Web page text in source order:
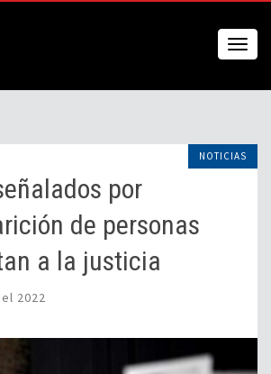
NOTICIAS
por
de personas
a la justicia
2022